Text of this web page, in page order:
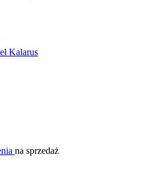
na sprzedaż